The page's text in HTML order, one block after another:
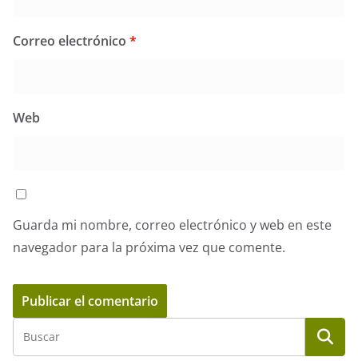
Correo electrónico *
Web
Guarda mi nombre, correo electrónico y web en este
navegador para la próxima vez que comente.